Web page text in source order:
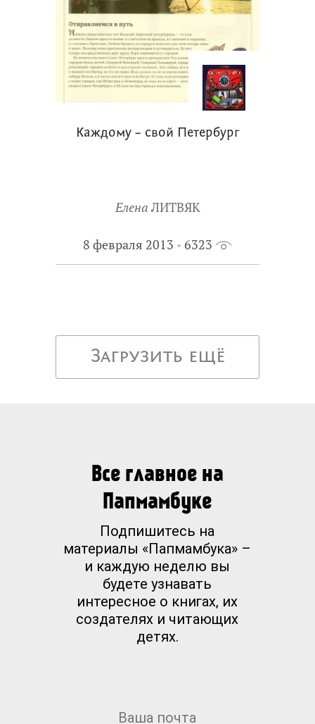
Каждому – свой Петербург
Елена ЛИТВЯК
8 февраля 2013 6323
Загрузить ещё
Все главное на
Папмамбуке
Подпишитесь на
материалы «Папмамбука» –
и каждую неделю вы
будете узнавать
интересное о книгах, их
создателях и читающих
детях.